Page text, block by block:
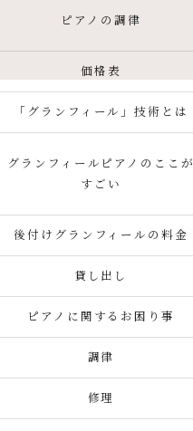
ピアノの調律
価格表
「グランフィール」技術とは
グランフィールピアノのここが
すごい
後付けグランフィールの料金
貸し出し
ピアノに関するお困り事
調律
修理